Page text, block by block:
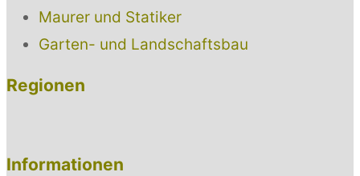
Maurer und Statiker
Garten- und Landschaftsbau
Regionen
Informationen